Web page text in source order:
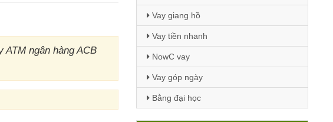
ATM ngân hàng ACB
Vay giang hồ
Vay tiền nhanh
NowC vay
Vay góp ngày
Bằng đại học